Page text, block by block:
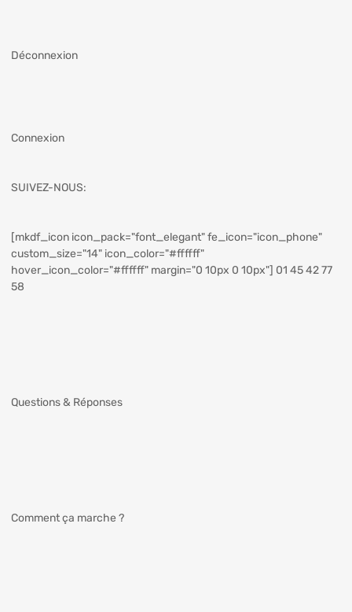
Déconnexion
Connexion
SUIVEZ-NOUS:
[mkdf_icon icon_pack="font_elegant" fe_icon="icon_phone"
custom_size="14" icon_color="#ffffff"
hover_icon_color="#ffffff" margin="0 10px 0 10px"] 01 45 42 77
58
Questions & Réponses
Comment ça marche ?